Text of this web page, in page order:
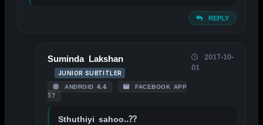
REPLY
Suminda Lakshan
JUNIOR SUBTITLER
ANDROID 4.4
FACEBOOK APP
57
2017-10-
01
Sthuthiyi sahoo..??